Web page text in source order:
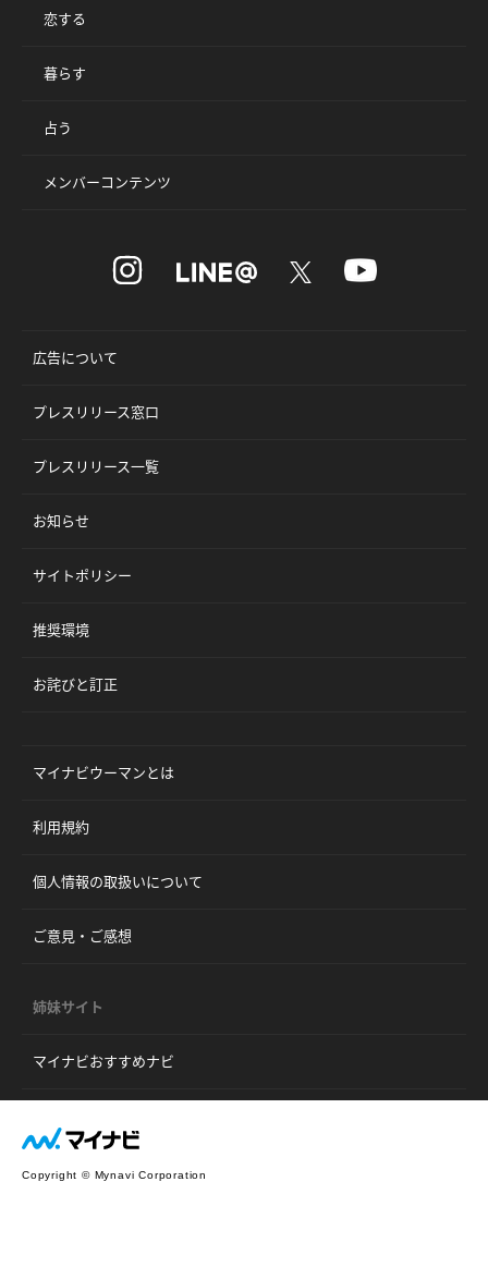
恋する
暮らす
占う
メンバーコンテンツ
広告について
プレスリリース窓口
プレスリリース一覧
お知らせ
サイトポリシー
推奨環境
お詫びと訂正
マイナビウーマンとは
利用規約
個人情報の取扱いについて
ご意見・ご感想
姉妹サイト
マイナビおすすめナビ
Copyright © Mynavi Corporation